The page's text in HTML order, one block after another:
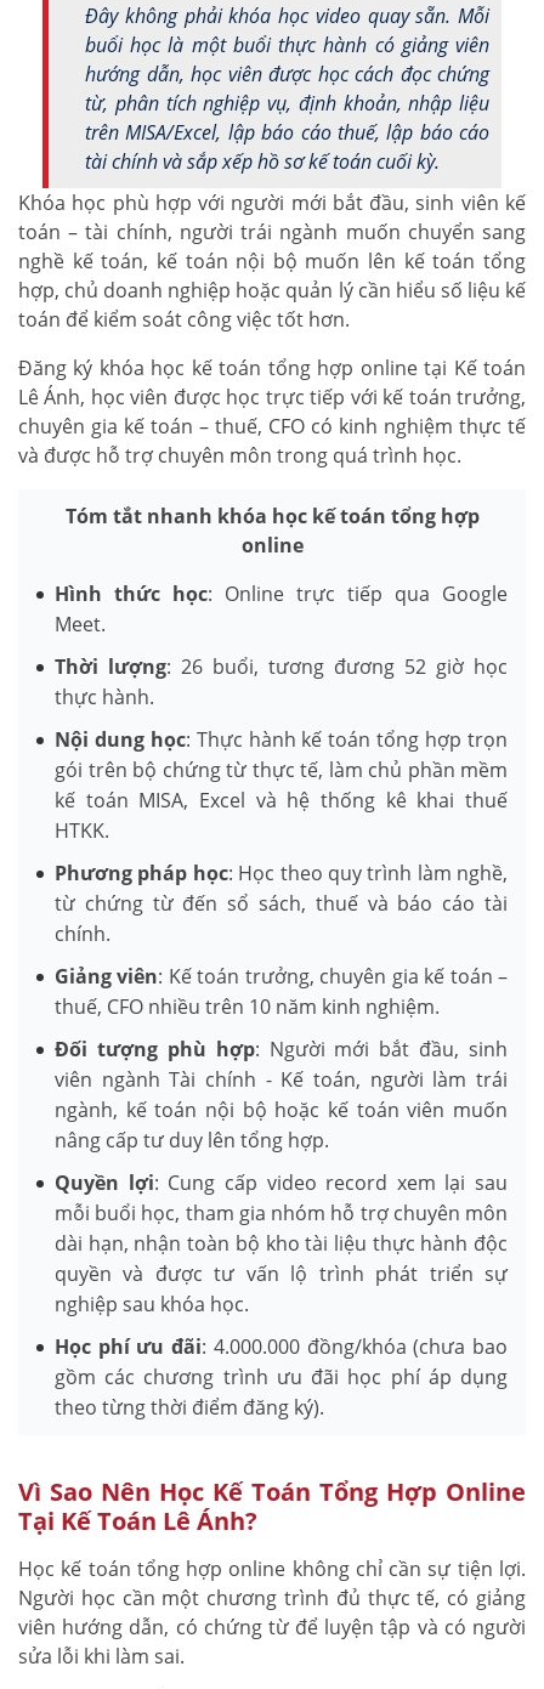
Đây không phải khóa học video quay sẵn. Mỗi
buổi học là một buổi thực hành có giảng viên
hướng dẫn, học viên được học cách đọc chứng
từ, phân tích nghiệp vụ, định khoản, nhập liệu
trên MISA/Excel, lập báo cáo thuế, lập báo cáo
tài chính và sắp xếp hồ sơ kế toán cuối kỳ.
Khóa học phù hợp với người mới bắt đầu, sinh viên kế
toán – tài chính, người trái ngành muốn chuyển sang
nghề kế toán, kế toán nội bộ muốn lên kế toán tổng
hợp, chủ doanh nghiệp hoặc quản lý cần hiểu số liệu kế
toán để kiểm soát công việc tốt hơn.
Đăng ký khóa học kế toán tổng hợp online tại Kế toán
Lê Ánh, học viên được học trực tiếp với kế toán trưởng,
chuyên gia kế toán – thuế, CFO có kinh nghiệm thực tế
và được hỗ trợ chuyên môn trong quá trình học.
Tóm tắt nhanh khóa học kế toán tổng hợp
online
Hình thức học: Online trực tiếp qua Google
Meet.
Thời lượng: 26 buổi, tương đương 52 giờ học
thực hành.
Nội dung học: Thực hành kế toán tổng hợp trọn
gói trên bộ chứng từ thực tế, làm chủ phần mềm
kế toán MISA, Excel và hệ thống kê khai thuế
HTKK.
Phương pháp học: Học theo quy trình làm nghề,
từ chứng từ đến sổ sách, thuế và báo cáo tài
chính.
Giảng viên: Kế toán trưởng, chuyên gia kế toán –
thuế, CFO nhiều trên 10 năm kinh nghiệm.
Đối tượng phù hợp: Người mới bắt đầu, sinh
viên ngành Tài chính - Kế toán, người làm trái
ngành, kế toán nội bộ hoặc kế toán viên muốn
nâng cấp tư duy lên tổng hợp.
Quyền lợi: Cung cấp video record xem lại sau
mỗi buổi học, tham gia nhóm hỗ trợ chuyên môn
dài hạn, nhận toàn bộ kho tài liệu thực hành độc
quyền và được tư vấn lộ trình phát triển sự
nghiệp sau khóa học.
Học phí ưu đãi: 4.000.000 đồng/khóa (chưa bao
gồm các chương trình ưu đãi học phí áp dụng
theo từng thời điểm đăng ký).
Vì Sao Nên Học Kế Toán Tổng Hợp Online
Tại Kế Toán Lê Ánh?
Học kế toán tổng hợp online không chỉ cần sự tiện lợi.
Người học cần một chương trình đủ thực tế, có giảng
viên hướng dẫn, có chứng từ để luyện tập và có người
sửa lỗi khi làm sai.